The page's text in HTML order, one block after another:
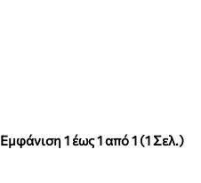
Εμφάνιση 1 έως 1 από 1 (1 Σελ.)